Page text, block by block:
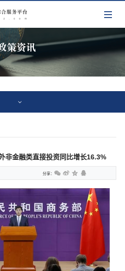
策资讯
非金融类直接投资同比增长16.3%
分享：